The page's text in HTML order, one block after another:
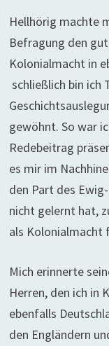
Hellhörig machte
Befragung den
Kolonialmacht in
schließlich bin ich
gewöhnt. So war
Redebeitrag
es mir im
den Part des
nicht gelernt hat,
als Kolonialmacht
Mich erinnerte
Herren, den ich in
ebenfalls
den Engländern